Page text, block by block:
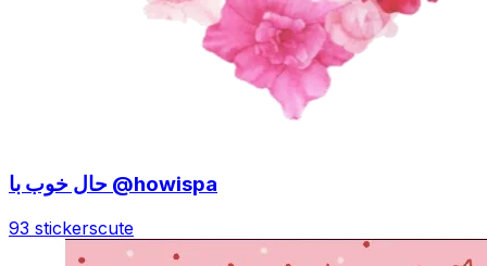
حال خوب با @howispa
93 stickerscute